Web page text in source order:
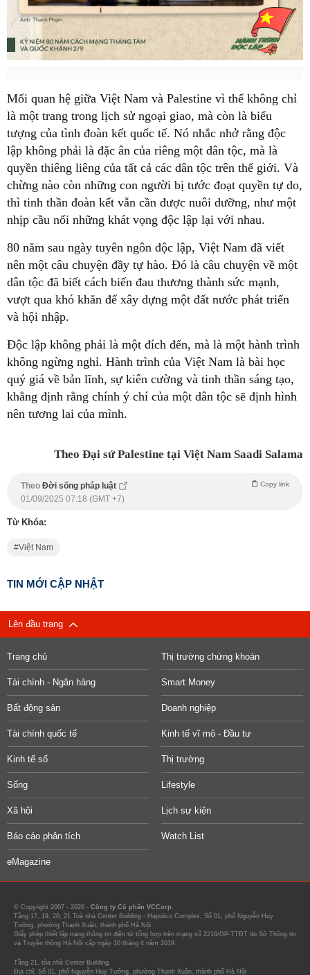
Mối quan hệ giữa Việt Nam và Palestine vì thế không chỉ
là một trang trong lịch sử ngoại giao, mà còn là biểu
tượng của tình đoàn kết quốc tế. Nó nhắc nhở rằng độc
lập không phải là đặc ân của riêng một dân tộc, mà là
quyền thiêng liêng của tất cả các dân tộc trên thế giới. Và
chừng nào còn những con người bị tước đoạt quyền tự do,
thì tinh thần đoàn kết vẫn cần được nuôi dưỡng, như một
nhịp cầu nối những khát vọng độc lập lại với nhau.
80 năm sau ngày tuyên ngôn độc lập, Việt Nam đã viết
nên một câu chuyện đầy tự hào. Đó là câu chuyện về một
dân tộc đã biết cách biến đau thương thành sức mạnh,
vượt qua khó khăn để xây dựng một đất nước phát triển
và hội nhập.
Độc lập không phải là một đích đến, mà là một hành trình
không ngừng nghỉ. Hành trình của Việt Nam là bài học
quý giá về bản lĩnh, sự kiên cường và tinh thần sáng tạo,
khẳng định rằng chính ý chí của một dân tộc sẽ định hình
nên tương lai của mình.
Theo Đại sứ Palestine tại Việt Nam Saadi Salama
Theo Đời sống pháp luật Copy link
01/09/2025 07:18 (GMT +7)
Từ Khóa:
Việt Nam
TIN MỚI CẬP NHẬT
Lên đầu trang
Trang chủ Thị trường chứng khoán
Tài chính - Ngân hàng Smart Money
Bất động sản Doanh nghiệp
Tài chính quốc tế Kinh tế vĩ mô - Đầu tư
Kinh tế số Thị trường
Sống Lifestyle
Xã hội Lịch sự kiện
Báo cáo phân tích Watch List
eMagazine
© Copyright 2007 - 2026 - Công ty Cổ phần VCCorp.
Tầng 17, 19, 20, 21 Toà nhà Center Building - Hapulico Complex, Số 01, phố Nguyễn Huy
Tưởng, phường Thanh Xuân, thành phố Hà Nội
Giấy phép thiết lập trang thông tin điện tử tổng hợp trên mạng số 2216/GP-TTĐT do Sở Thông tin
và Truyền thông Hà Nội cấp ngày 10 tháng 4 năm 2019.
Tầng 21, tòa nhà Center Building.
Địa chỉ: Số 01, phố Nguyễn Huy Tưởng, phường Thanh Xuân, thành phố Hà Nội